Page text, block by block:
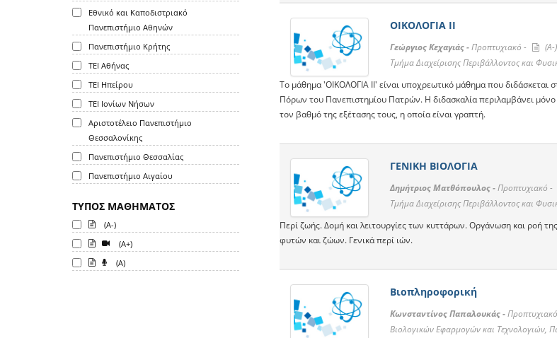
Εθνικό και Καποδιστριακό
Πανεπιστήμιο Αθηνών
Πανεπιστήμιο Κρήτης
ΤΕΙ Αθήνας
ΤΕΙ Ηπείρου
ΤΕΙ Ιονίων Νήσων
Αριστοτέλειο Πανεπιστήμιο
Θεσσαλονίκης
Πανεπιστήμιο Θεσσαλίας
Πανεπιστήμιο Αιγαίου
ΤΥΠΟΣ ΜΑΘΗΜΑΤΟΣ
(A-)
(A+)
(A)
ΟΙΚΟΛΟΓΙΑ ΙΙ
Γεώργιος Κεχαγιάς -Προπτυχιακό -
(A-)
Τμήμα Διαχείρισης Περιβάλλοντος και
Το μάθημα 'ΟΙΚΟΛΟΓΙΑ ΙΙ' είναι υποχρεωτικό μάθημα που
Πόρων του Πανεπιστημίου Πατρών. Η διδασκαλία περιλαμβάνει
τον βαθμό της εξέτασης τους, η οποία είναι γραπτή.
ΓΕΝΙΚΗ ΒΙΟΛΟΓΙΑ
Δημήτριος Ματθόπουλος -Προπτυχιακό -
Τμήμα Διαχείρισης Περιβάλλοντος και
Περί ζωής. Δομή και λειτουργίες των κυττάρων. Οργάνωση και ροή
φυτών και ζώων. Γενικά περί ιών.
Βιοπληροφορική
Κωνσταντίνος Παπαλουκάς -
Βιολογικών Εφαρμογών και Τεχνολογιών,